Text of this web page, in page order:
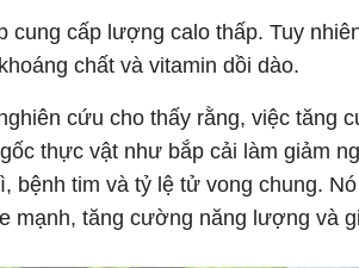
cung cấp lượng calo thấp. Tuy
chất và vitamin dồi dào.
cứu cho thấy rằng, việc tăng
thực vật như bắp cải làm giảm
bệnh tim và tỷ lệ tử vong chung.
mạnh, tăng cường năng lượng và